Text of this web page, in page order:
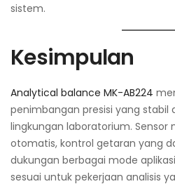
sistem.
Kesimpulan
Analytical balance MK-AB224
penimbangan presisi yang stabil
lingkungan laboratorium. Sensor
otomatis, kontrol getaran yang
dukungan berbagai mode
sesuai untuk pekerjaan analisis